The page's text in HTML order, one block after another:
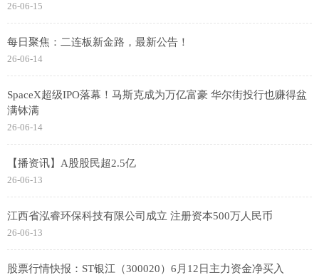
26-06-15
每日聚焦：二连板新金路，最新公告！
26-06-14
SpaceX超级IPO落幕！马斯克成为万亿富豪 华尔街投行也赚得盆
满钵满
26-06-14
【播资讯】A股股民超2.5亿
26-06-13
江西省泓睿环保科技有限公司成立 注册资本500万人民币
26-06-13
股票行情快报：ST银江（300020）6月12日主力资金净买入